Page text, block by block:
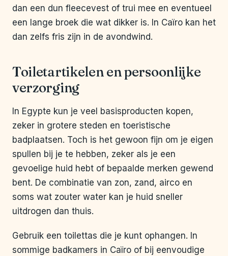
dan een dun fleecevest of trui mee en eventueel
een lange broek die wat dikker is. In Caïro kan het
dan zelfs fris zijn in de avondwind.
Toiletartikelen en persoonlijke
verzorging
In Egypte kun je veel basisproducten kopen,
zeker in grotere steden en toeristische
badplaatsen. Toch is het gewoon fijn om je eigen
spullen bij je te hebben, zeker als je een
gevoelige huid hebt of bepaalde merken gewend
bent. De combinatie van zon, zand, airco en
soms wat zouter water kan je huid sneller
uitdrogen dan thuis.
Gebruik een toilettas die je kunt ophangen. In
sommige badkamers in Caïro of bij eenvoudige